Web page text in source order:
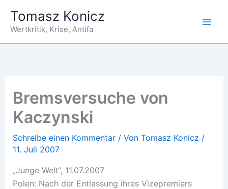
Inhalt
springen
Tomasz Konicz
Wertkritik, Krise, Antifa
Bremsversuche von
Kaczynski
Schreibe einen Kommentar / Von Tomasz Konicz /
11. Juli 2007
„Junge Welt“, 11.07.2007
Polen: Nach der Entlassung ihres Vizepremiers